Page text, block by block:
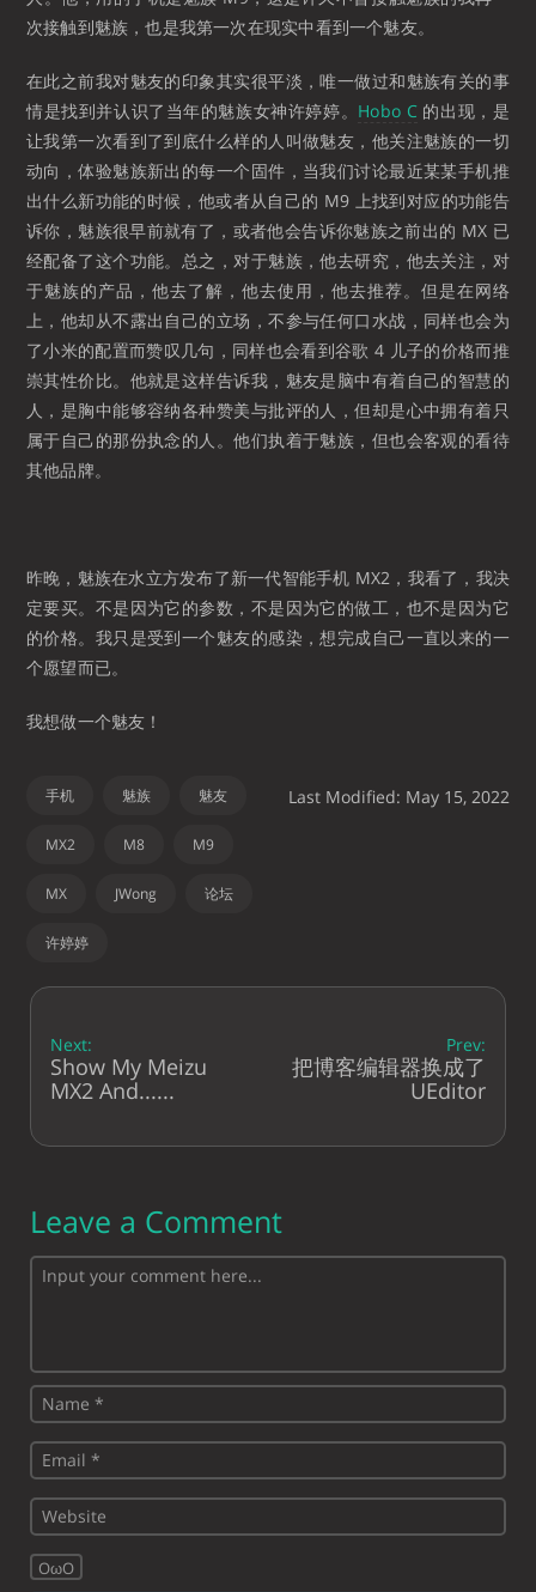
次接触到魅族，也是我第一次在现实中看到一个魅友。
在此之前我对魅友的印象其实很平淡，唯一做过和魅族有关的事
情是找到并认识了当年的魅族女神许婷婷。 Hobo C的出现，是
让我第一次看到了到底什么样的人叫做魅友，他关注魅族的一切
动向，体验魅族新出的每一个固件，当我们讨论最近某某手机推
出什么新功能的时候，他或者从自己的 M9 上找到对应的功能告
诉你，魅族很早前就有了，或者他会告诉你魅族之前出的 MX 已
经配备了这个功能。总之，对于魅族，他去研究，他去关注，对
于魅族的产品，他去了解，他去使用，他去推荐。但是在网络
上，他却从不露出自己的立场，不参与任何口水战，同样也会为
了小米的配置而赞叹几句，同样也会看到谷歌 4 儿子的价格而推
崇其性价比。他就是这样告诉我，魅友是脑中有着自己的智慧的
人，是胸中能够容纳各种赞美与批评的人，但却是心中拥有着只
属于自己的那份执念的人。他们执着于魅族，但也会客观的看待
其他品牌。
昨晚，魅族在水立方发布了新一代智能手机 MX2，我看了，我决
定要买。不是因为它的参数，不是因为它的做工，也不是因为它
的价格。我只是受到一个魅友的感染，想完成自己一直以来的一
个愿望而已。
我想做一个魅友！
手机 魅族 魅友
MX2 M8 M9
MX JWong 论坛
许婷婷
Last Modified: May 15, 2022
Next:
Show My Meizu
MX2 And......
Prev:
把博客编辑器换成了
UEditor
Leave a Comment
OωO